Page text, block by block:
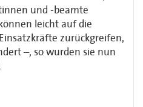
und -beamte
leicht auf die
zurückgreifen,
–, so wurden sie nun